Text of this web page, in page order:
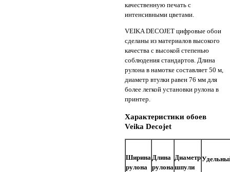
качественную печать с
интенсивными цветами.
VEIKA DECOJET цифровые обои
сделаны из материалов высокого
качества с высокой степенью
соблюдения стандартов. Длина
рулона в намотке составляет 50 м,
диаметр втулки равен 76 мм для
более легкой установки рулона в
принтер.
Характеристики обоев
Veika Decojet
Ширина
рулона
Длина
рулона
Диаметр
шпули